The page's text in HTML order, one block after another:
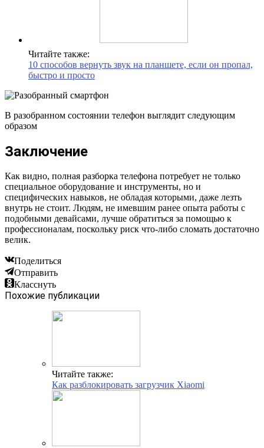
Читайте также:
10 способов вернуть звук на планшете, если он пропал,
быстро и просто
В разобранном состоянии телефон выглядит следующим
образом
Заключение
Как видно, полная разборка телефона потребует не только
специальное оборудование и инструменты, но и
специфических навыков, не обладая которыми, даже лезть
внутрь не стоит. Людям, не имевшим ранее опыта работы с
подобными девайсами, лучше обратиться за помощью к
профессионалам, поскольку риск что-либо сломать достаточно
велик.
Поделиться
Отправить
Класснуть
Похожие публикации
Читайте также:
Как разблокировать загрузчик Xiaomi